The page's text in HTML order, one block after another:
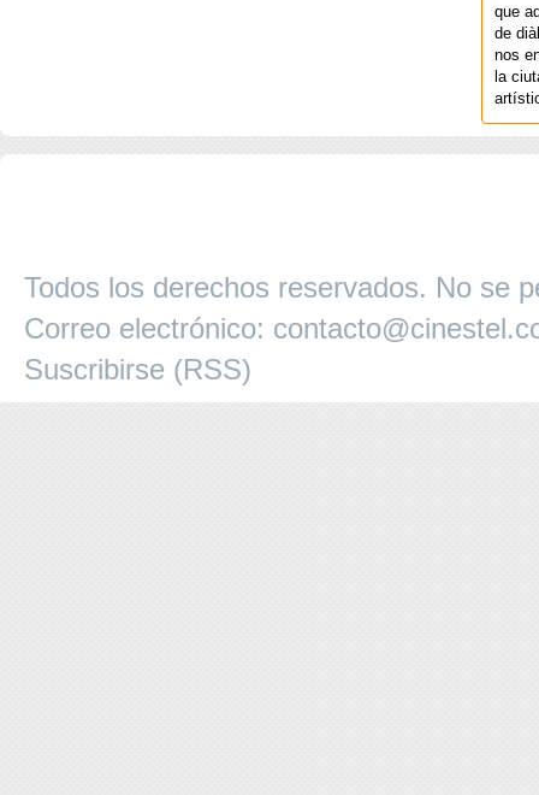
que
de
nos
la
Todos los derechos reservados. No se
Correo electrónico:
Suscribirse (RSS)